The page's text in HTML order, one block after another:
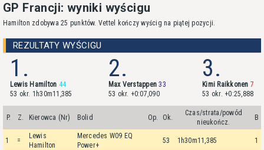
GP Francji: wyniki wyścigu
Hamilton zdobywa 25 punktów. Vettel kończy wyścig na piątej pozycji.
REZULTATY WYŚCIGU
1.
Lewis Hamilton 44
53 okr. 1h30m11,385
2.
Max Verstappen 33
53 okr. +0:07,090
3.
Kimi Raikkonen 7
53 okr. +0:25,888
P. Z. Kierowca (Nr) Bolid Op. Ok.
Czas/strata/powód
nieukończ.
B
1 =
Lewis
Hamilton
Mercedes W09 EQ
Power+
53 1h30m11,385 1